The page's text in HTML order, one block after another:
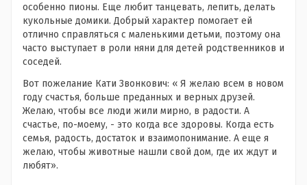
особенно пионы. Еще любит танцевать, лепить, делать
кукольные домики. Добрый характер помогает ей
отлично справляться с маленькими детьми, поэтому она
часто выступает в роли няни для детей родственников и
соседей.
Вот пожелание Кати Звонкович: « Я желаю всем в новом
году счастья, больше преданных и верных друзей.
Желаю, чтобы все люди жили мирно, в радости. А
счастье, по-моему, - это когда все здоровы. Когда есть
семья, радость, достаток и взаимопонимание. А еще я
желаю, чтобы животные нашли свой дом, где их ждут и
любят».